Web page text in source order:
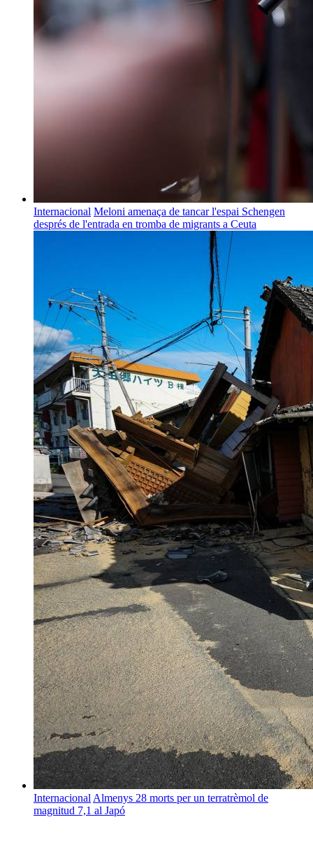
Internacional Meloni amenaça de tancar l'espai Schengen
després de l'entrada en tromba de migrants a Ceuta
Internacional Almenys 28 morts per un terratrèmol de
magnitud 7,1 al Japó